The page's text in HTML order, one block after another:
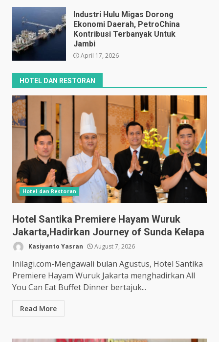
Industri Hulu Migas Dorong
Ekonomi Daerah, PetroChina
Kontribusi Terbanyak Untuk
Jambi
April 17, 2026
HOTEL DAN RESTORAN
Hotel dan Restoran
Hotel Santika Premiere Hayam Wuruk
Jakarta,Hadirkan Journey of Sunda Kelapa
Kasiyanto Yasran August 7, 2026
Inilagi.com-Mengawali bulan Agustus, Hotel Santika
Premiere Hayam Wuruk Jakarta menghadirkan All
You Can Eat Buffet Dinner bertajuk...
Read More